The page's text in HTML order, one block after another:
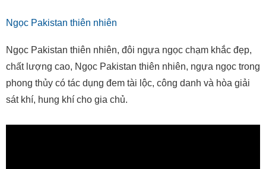
Ngọc Pakistan thiên nhiên
Ngọc Pakistan thiên nhiên, đôi ngựa ngọc chạm khắc đẹp,
chất lượng cao, Ngọc Pakistan thiên nhiên, ngựa ngọc trong
phong thủy có tác dụng đem tài lộc, công danh và hòa giải
sát khí, hung khí cho gia chủ.